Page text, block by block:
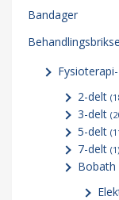
Bandager
Behandlingsbrikse
2-delt
3-delt
5-delt
7-delt (1)
Bobath